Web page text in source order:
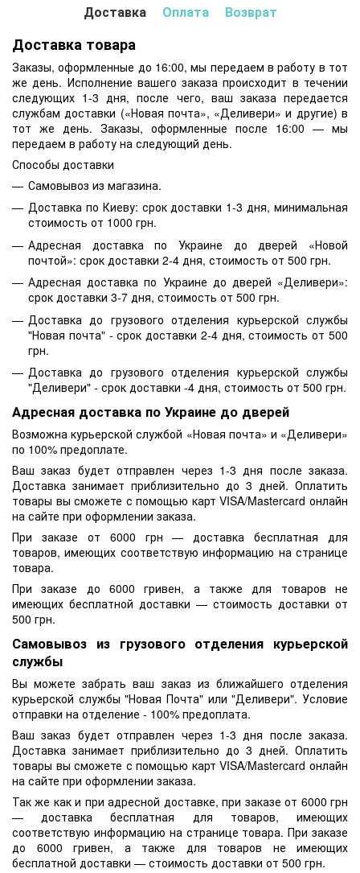
Доставка Оплата Возврат
Доставка товара
Заказы, оформленные до 16:00, мы передаем в работу в тот
же день. Исполнение вашего заказа происходит в течении
следующих 1-3 дня, после чего, ваш заказа передается
службам доставки («Новая почта», «Деливери» и другие) в
тот же день. Заказы, оформленные после 16:00 — мы
передаем в работу на следующий день.
Способы доставки
Самовывоз из магазина.
Доставка по Киеву: срок доставки 1-3 дня, минимальная
стоимость от 1000 грн.
Адресная доставка по Украине до дверей «Новой
почтой»: срок доставки 2-4 дня, стоимость от 500 грн.
Адресная доставка по Украине до дверей «Деливери»:
срок доставки 3-7 дня, стоимость от 500 грн.
Доставка до грузового отделения курьерской службы
"Новая почта" - срок доставки 2-4 дня, стоимость от 500
грн.
Доставка до грузового отделения курьерской службы
"Деливери" - срок доставки -4 дня, стоимость от 500 грн.
Адресная доставка по Украине до дверей
Возможна курьерской службой «Новая почта» и «Деливери»
по 100% предоплате.
Ваш заказ будет отправлен через 1-3 дня после заказа.
Доставка занимает приблизительно до 3 дней. Оплатить
товары вы сможете с помощью карт VISA/Mastercard онлайн
на сайте при оформлении заказа.
При заказе от 6000 грн — доставка бесплатная для
товаров, имеющих соответствую информацию на странице
товара.
При заказе до 6000 гривен, а также для товаров не
имеющих бесплатной доставки — стоимость доставки от
500 грн.
Самовывоз из грузового отделения курьерской
службы
Вы можете забрать ваш заказ из ближайшего отделения
курьерской службы "Новая Почта" или "Деливери". Условие
отправки на отделение - 100% предоплата.
Ваш заказ будет отправлен через 1-3 дня после заказа.
Доставка занимает приблизительно до 3 дней. Оплатить
товары вы сможете с помощью карт VISA/Mastercard онлайн
на сайте при оформлении заказа.
Так же как и при адресной доставке, при заказе от 6000 грн
— доставка бесплатная для товаров, имеющих
соответствую информацию на странице товара. При заказе
до 6000 гривен, а также для товаров не имеющих
бесплатной доставки — стоимость доставки от 500 грн.